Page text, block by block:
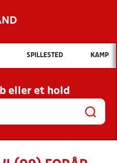
Hvad vil du søge efter?
INDHOLD OG NYHEDER
KLUBBER OG
SPILLESTED KAMP
eller et hold